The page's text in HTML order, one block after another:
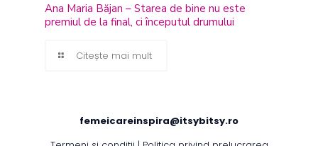
Ana Maria Băjan – Starea de bine nu este
premiul de la final, ci începutul drumului
Citește mai mult
femeicareinspira@itsybitsy.ro